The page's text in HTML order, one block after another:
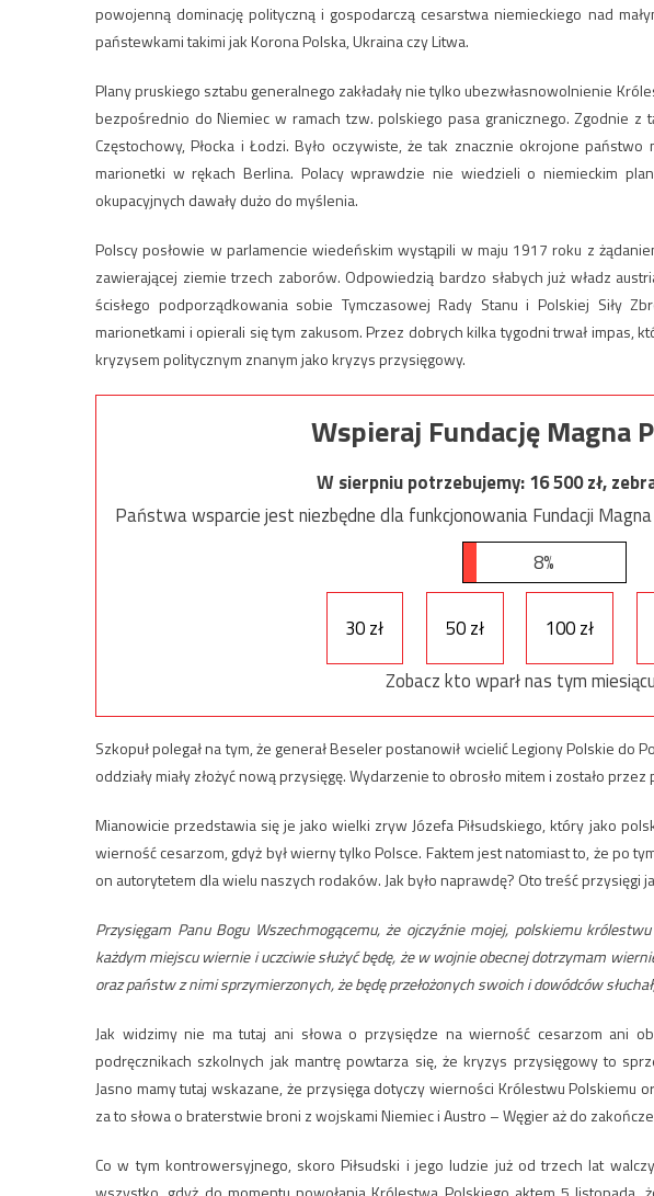
powojenną dominację polityczną i gospodarczą cesarstwa niemieckiego nad
państewkami takimi jak Korona Polska, Ukraina czy Litwa.
Plany pruskiego sztabu generalnego zakładały nie tylko ubezwłasnowolnienie
bezpośrednio do Niemiec w ramach tzw. polskiego pasa granicznego. Zgodnie z
Częstochowy, Płocka i Łodzi. Było oczywiste, że tak znacznie okrojone
marionetki w rękach Berlina. Polacy wprawdzie nie wiedzieli o niemieckim
okupacyjnych dawały dużo do myślenia.
Polscy posłowie w parlamencie wiedeńskim wystąpili w maju 1917 roku z
zawierającej ziemie trzech zaborów. Odpowiedzią bardzo słabych już władz
ścisłego podporządkowania sobie Tymczasowej Rady Stanu i Polskiej Siły
marionetkami i opierali się tym zakusom. Przez dobrych kilka tygodni trwał impas,
kryzysem politycznym znanym jako kryzys przysięgowy.
Wspieraj Fundację Magna
W sierpniu potrzebujemy:16 500zł,
Państwa wsparcie jest niezbędne dla funkcjonowania Fundacji
8%
30 zł 50 zł 100 zł
Zobacz kto wparł nas tym
Szkopuł polegał na tym, że generał Beseler postanowił wcielić Legiony Polskie do
oddziały miały złożyć nową przysięgę. Wydarzenie to obrosło mitem i zostało
Mianowicie przedstawia się je jako wielki zryw Józefa Piłsudskiego, który jako
wierność cesarzom, gdyż był wierny tylko Polsce. Faktem jest natomiast to, że po
on autorytetem dla wielu naszych rodaków. Jak było naprawdę? Oto treść przysięgi
Przysięgam Panu Bogu Wszechmogącemu, że ojczyźnie mojej, polskiemu
każdym miejscu wiernie i uczciwie służyć będę, że w wojnie obecnej dotrzymam
oraz państw z nimi sprzymierzonych, że będę przełożonych swoich i dowódców
Jak widzimy nie ma tutaj ani słowa o przysiędze na wierność cesarzom ani
podręcznikach szkolnych jak mantrę powtarza się, że kryzys przysięgowy to
Jasno mamy tutaj wskazane, że przysięga dotyczy wierności Królestwu Polskiemu
za to słowa o braterstwie broni z wojskami Niemiec i Austro – Węgier aż do
Co w tym kontrowersyjnego, skoro Piłsudski i jego ludzie już od trzech lat